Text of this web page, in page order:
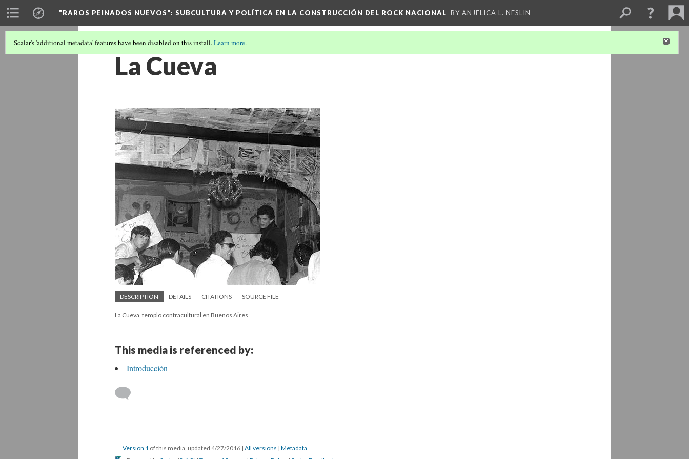
"RAROS PEINADOS NUEVOS": SUBCULTURA Y POLÍTICA EN LA CONSTRUCCIÓN DEL ROCK NACIONAL BY ANJELICA L. NESLIN
Scalar's 'additional metadata' features have been disabled on this install.Learn more.
La Cueva
DESCRIPTION DETAILS CITATIONS SOURCE FILE
La Cueva, templo contracultural en Buenos Aires
This media is referenced by:
Introducción
Version 1 of this media, updated 4/27/2016 | All versions | Metadata